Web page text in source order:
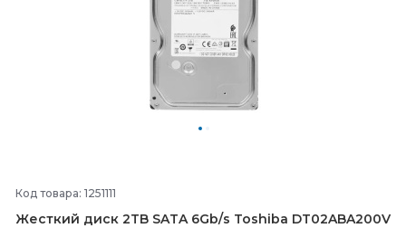
Код товара: 1251111
Жесткий диск 2TB SATA 6Gb/s Toshiba DT02ABA200V